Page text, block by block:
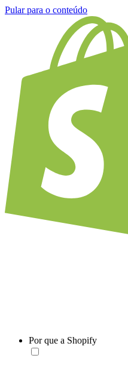
Pular para o conteúdo
Por que a Shopify